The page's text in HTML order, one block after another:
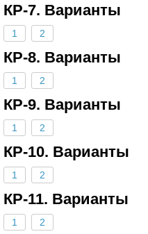
КР-7. Варианты
1 2
КР-8. Варианты
1 2
КР-9. Варианты
1 2
КР-10. Варианты
1 2
КР-11. Варианты
1 2